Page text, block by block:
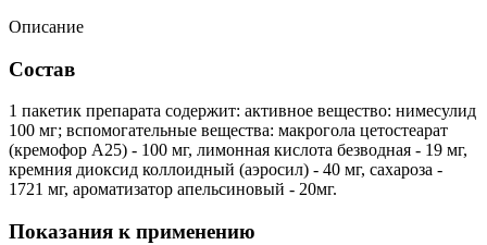
Описание
Состав
1 пакетик препарата содержит: активное вещество: нимесулид
100 мг; вспомогательные вещества: макрогола цетостеарат
(кремофор А25) - 100 мг, лимонная кислота безводная - 19 мг,
кремния диоксид коллоидный (аэросил) - 40 мг, сахароза -
1721 мг, ароматизатор апельсиновый - 20мг.
Показания к применению